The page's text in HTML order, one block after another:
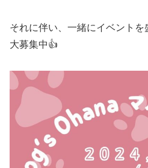
それに伴い、一緒にイベント
大募集中👍